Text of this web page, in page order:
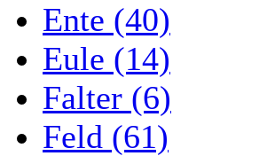
Ente (40)
Eule (14)
Falter (6)
Feld (61)